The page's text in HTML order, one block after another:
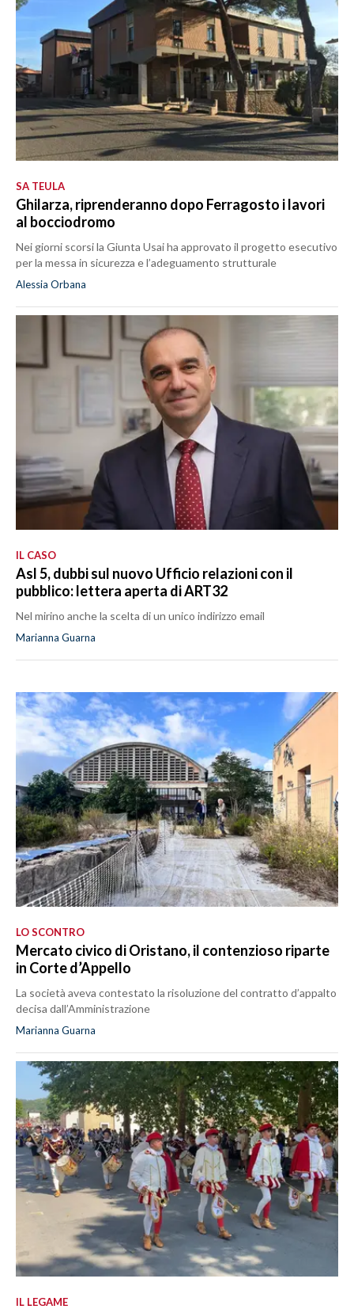
SA TEULA
Ghilarza, riprenderanno dopo Ferragosto i lavori
al bocciodromo
Nei giorni scorsi la Giunta Usai ha approvato il progetto esecutivo
per la messa in sicurezza e l’adeguamento strutturale
Alessia Orbana
IL CASO
Asl 5, dubbi sul nuovo Ufficio relazioni con il
pubblico: lettera aperta di ART32
Nel mirino anche la scelta di un unico indirizzo email
Marianna Guarna
LO SCONTRO
Mercato civico di Oristano, il contenzioso riparte
in Corte d’Appello
La società aveva contestato la risoluzione del contratto d’appalto
decisa dall’Amministrazione
Marianna Guarna
IL LEGAME